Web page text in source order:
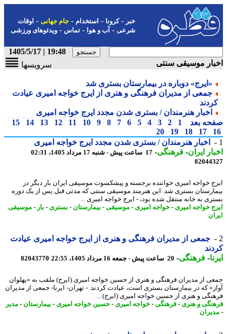
-کرونا-استخدام- جام جهانی-اوقات
شرعی-آب و هوا-تماس-ویدئوهای ورزشی
19:48 | 1405/5/17
موسیقی سنتی
سرویسها
«ایرج» دوباره در بیمارستان بستری شد
جمعی از مدیران فرهنگی و هنری از ایرج خواجه امیری عیادت
اخبار هنرمندان / بستری شدن مجدد ایرج خواجه امیری
بعد
1
2
3
4
5
6
7
8
9
10
11
12
13
14
15
17
18
19
20
اخبار هنرمندان / بستری شدن مجدد ایرج خواجه امیری
ایران- فرهنگی-17 ساعت پیش - شنبه 17 مرداد 1405، 02:31
خواجه امیری خواننده برجسته و پیشکسوت موسیقی ایران بار دیگر در
بستری شد. این هنرمند موسیقی سنتی که مدتی قبل پس از یک دوره
به خانه منتقل شده بود، - ایرج خواجه امیری ...
خواجه امیری- خواجه امیری- موسیقی-بیمارستان-بستری- بار - موسیقی
جمعی از مدیران فرهنگی و هنری از ایرج خواجه امیری عیادت
-فرهنگی-20 ساعت پیش - جمعه 16 مرداد 1405، 22:55 82043770
از مدیران فرهنگی و هنری از حسین خواجه امیری (ایرج) ملقب به «پهلوان
که در بیمارستان بستری است، عیادت کردند. - تهران- ایرنا- جمعی از مدیران
و هنری از حسین خواجه امیری (ایرج) ...
و هنری- فرهنگی-خواجه امیری- حسین خواجه امیری- بیمارستان-مدیر